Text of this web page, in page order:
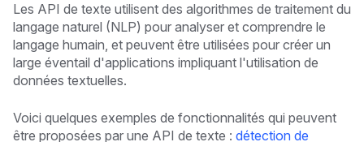
Les API de texte utilisent des algorithmes de traitement du
langage naturel (NLP) pour analyser et comprendre le
langage humain, et peuvent être utilisées pour créer un
large éventail d'applications impliquant l'utilisation de
données textuelles.
Voici quelques exemples de fonctionnalités qui peuvent
être proposées par une API de texte : détection de